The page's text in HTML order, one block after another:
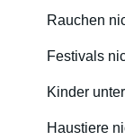
Rauchen
Festivals
Kinder
Haustiere